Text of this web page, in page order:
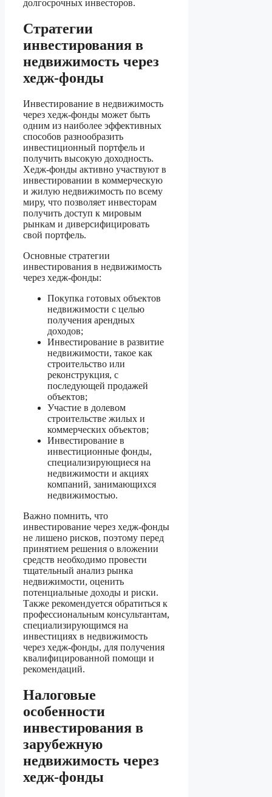
долгосрочных инвесторов.
Стратегии
инвестирования в
недвижимость через
хедж-фонды
Инвестирование в недвижимость
через хедж-фонды может быть
одним из наиболее эффективных
способов разнообразить
инвестиционный портфель и
получить высокую доходность.
Хедж-фонды активно участвуют в
инвестировании в коммерческую
и жилую недвижимость по всему
миру, что позволяет инвесторам
получить доступ к мировым
рынкам и диверсифицировать
свой портфель.
Основные стратегии
инвестирования в недвижимость
через хедж-фонды:
Покупка готовых объектов
недвижимости с целью
получения арендных
доходов;
Инвестирование в развитие
недвижимости, такое как
строительство или
реконструкция, с
последующей продажей
объектов;
Участие в долевом
строительстве жилых и
коммерческих объектов;
Инвестирование в
инвестиционные фонды,
специализирующиеся на
недвижимости и акциях
компаний, занимающихся
недвижимостью.
Важно помнить, что
инвестирование через хедж-фонды
не лишено рисков, поэтому перед
принятием решения о вложении
средств необходимо провести
тщательный анализ рынка
недвижимости, оценить
потенциальные доходы и риски.
Также рекомендуется обратиться к
профессиональным консультантам,
специализирующимся на
инвестициях в недвижимость
через хедж-фонды, для получения
квалифицированной помощи и
рекомендаций.
Налоговые
особенности
инвестирования в
зарубежную
недвижимость через
хедж-фонды